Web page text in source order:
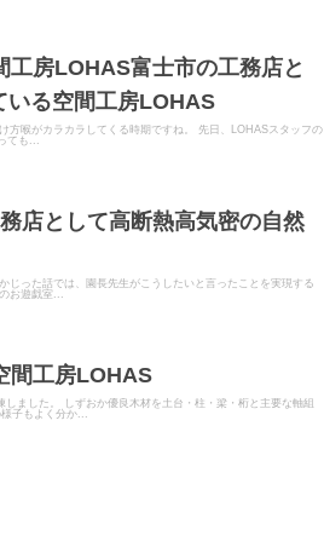
房LOHAS富士市の工務店と
いる空間工房LOHAS
喉がカラカラしてくる時期ですね。 先日、LOHASスタッフの
ても...
店として高断熱高気密の自然
った話では、園長先生がこうしたいと言ったことを実現する
お遊戯室...
間工房LOHAS
ました。 しずおか優良木材を土台・柱・梁・桁と主要な軸組
子もよく分か...